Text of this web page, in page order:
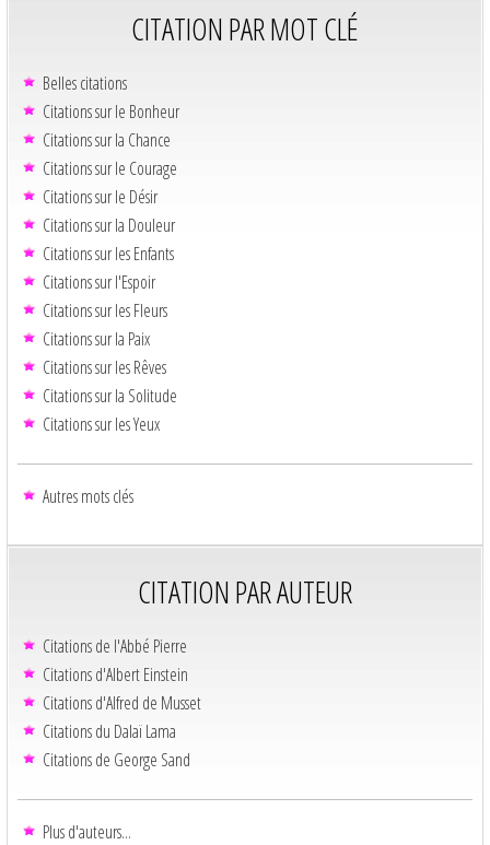
CITATION PAR MOT CLÉ
Belles citations
Citations sur le Bonheur
Citations sur la Chance
Citations sur le Courage
Citations sur le Désir
Citations sur la Douleur
Citations sur les Enfants
Citations sur l'Espoir
Citations sur les Fleurs
Citations sur la Paix
Citations sur les Rêves
Citations sur la Solitude
Citations sur les Yeux
Autres mots clés
CITATION PAR AUTEUR
Citations de l'Abbé Pierre
Citations d'Albert Einstein
Citations d'Alfred de Musset
Citations du Dalaï Lama
Citations de George Sand
Plus d'auteurs...